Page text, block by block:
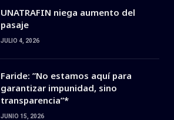
UNATRAFIN niega aumento del
pasaje
JULIO 4, 2026
Faride: ”No estamos aquí para
garantizar impunidad, sino
transparencia”*
JUNIO 15, 2026